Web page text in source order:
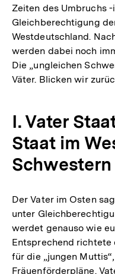
Auflösung
der
Fußnote
Zeiten des Umbruchs
Gleichberechtigung
Westdeutschland.
werden dabei noch
Die „ungleichen
Väter. Blicken wir
I. Vater
Staat im
Schwestern
Der Vater im Osten
unter
werdet genauso wie
Entsprechend richtete
für die „jungen
Fräuenförderpläne.